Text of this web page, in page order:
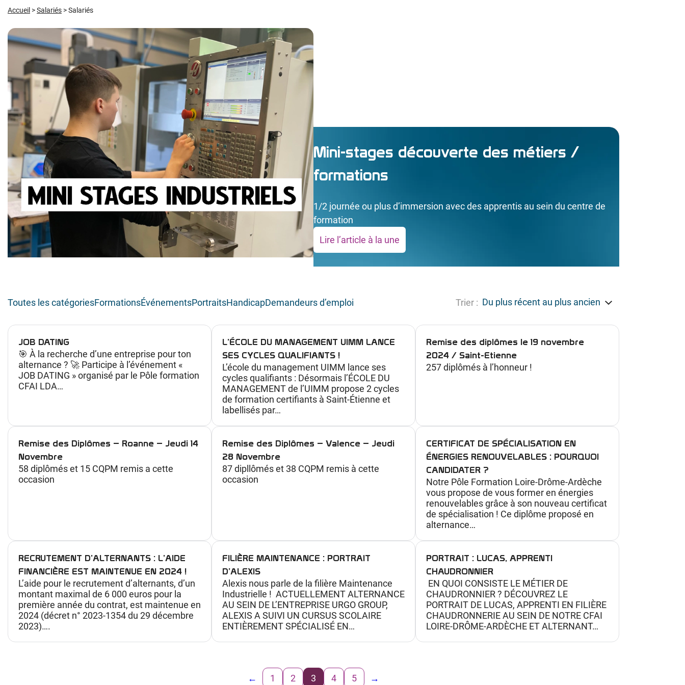
Accueil >Salariés >Salariés
Mini-stages découverte des métiers /
formations
1/2 journée ou plus d’immersion avec des apprentis au sein du centre de
formation
Lire l’article à la une
:
M
e
m
Toutes les catégoriesFormationsÉvénementsPortraitsHandicapDemandeurs d’emploi Trier :
JOB DATING
🎯 À la recherche d’une entreprise pour ton
alternance ? 🚀 Participe à l’événement «
JOB DATING » organisé par le Pôle formation
CFAI LDA…
L’ÉCOLE DU MANAGEMENT UIMM LANCE
SES CYCLES QUALIFIANTS !
L’école du management UIMM lance ses
cycles qualifiants : Désormais l’ÉCOLE DU
MANAGEMENT de l’UIMM propose 2 cycles
de formation certifiants à Saint-Étienne et
labellisés par…
Remise des diplômes le 19 novembre
2024 / Saint-Etienne
257 diplômés à l’honneur !
Remise des Diplômes – Roanne – Jeudi 14
Novembre
58 diplômés et 15 CQPM remis a cette
occasion
Remise des Diplômes – Valence – Jeudi
28 Novembre
87 dipllômés et 38 CQPM remis à cette
occasion
CERTIFICAT DE SPÉCIALISATION EN
ÉNERGIES RENOUVELABLES : POURQUOI
CANDIDATER ?
Notre Pôle Formation Loire-Drôme-Ardèche
vous propose de vous former en énergies
renouvelables grâce à son nouveau certificat
de spécialisation ! Ce diplôme proposé en
alternance…
RECRUTEMENT D’ALTERNANTS : L’AIDE
FINANCIÈRE EST MAINTENUE EN 2024 !
L’aide pour le recrutement d’alternants, d’un
montant maximal de 6 000 euros pour la
première année du contrat, est maintenue en
2024 (décret n° 2023-1354 du 29 décembre
2023)….
FILIÈRE MAINTENANCE : PORTRAIT
D’ALEXIS
Alexis nous parle de la filière Maintenance
Industrielle ! ACTUELLEMENT ALTERNANCE
AU SEIN DE L’ENTREPRISE URGO GROUP,
ALEXIS A SUIVI UN CURSUS SCOLAIRE
ENTIÈREMENT SPÉCIALISÉ EN…
PORTRAIT : LUCAS, APPRENTI
CHAUDRONNIER
EN QUOI CONSISTE LE MÉTIER DE
CHAUDRONNIER ? DÉCOUVREZ LE
PORTRAIT DE LUCAS, APPRENTI EN FILIÈRE
CHAUDRONNERIE AU SEIN DE NOTRE CFAI
LOIRE-DRÔME-ARDÈCHE ET ALTERNANT…
← 1 2 3 4 5 →